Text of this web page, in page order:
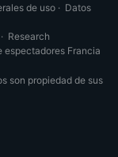
de uso· Datos
Research
espectadores Francia
son propiedad de sus